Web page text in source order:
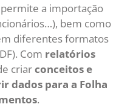
a importação
bem como
diferentes formatos
Com relatórios
criarconceitos e
dados para a Folha
.